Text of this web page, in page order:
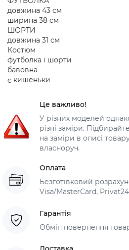
довжина 43 см
ширина 38 см
ШОРТИ
довжина 31 см
Костюм
футболка і шорти
бавовна
є кишеньки
Це важливо!
У різних моделей
різні заміри.
на заміри в описі
власноруч.
Оплата
Безготівковий
Visa/MasterCard,
Гарантія
Обмін повернення